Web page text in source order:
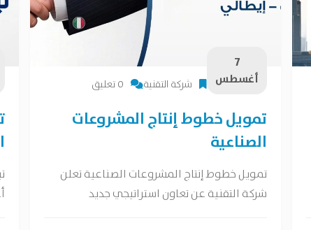
7
أغسطس
شركة التقنية 0 تعليق
تمويل خطوط إنتاج المشروعات
الصناعية
تمويل خطوط إنتاج المشروعات الصناعية تعلن
شركة التقنية عن تعاون استراتيجي جديد